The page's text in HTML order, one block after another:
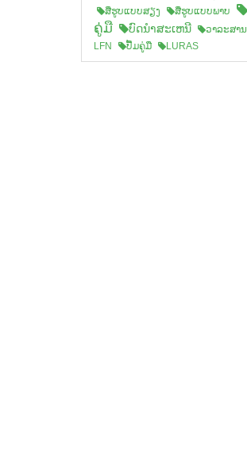
ສືຮູບແບບສຽງ
ສື່ຮູບແບບພາບ
ຄູ່ມື
ບົດນຳສະເຫນີ
ວາລະສານ
LFN
ປື້ມຄູ່ມື LURAS